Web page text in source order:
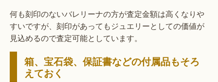
何も刻印のないバレリーナの方が査定金額は高くなりや
すいですが、刻印があってもジュエリーとしての価値が
見込めるので査定可能としています。
箱、宝石袋、保証書などの付属品もそろ
えておく